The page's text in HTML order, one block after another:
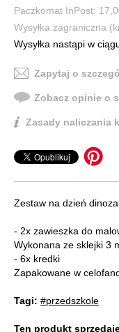
Paczkomat InPost:
Wysyłka zagraniczna
Wysyłka nastąpi w
Zapytaj o
Zobacz opinie o
Zasady naliczania
Zestaw na dzień
- 2x zawieszka do
Wykonana ze sklejki 3
- 6x kredki
Zapakowane w
Tagi: #przedszkole
Ten produkt